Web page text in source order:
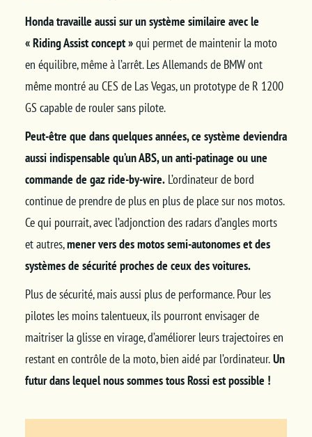
Honda travaille aussi sur un système similaire avec le
« Riding Assist concept »qui permet de maintenir la moto
en équilibre, même à l’arrêt. Les Allemands de BMW ont
même montré au CES de Las Vegas, un prototype de R 1200
GS capable de rouler sans pilote.
Peut-être que dans quelques années, ce système deviendra
aussi indispensable qu’un ABS, un anti-patinage ou une
commande de gaz ride-by-wire. L’ordinateur de bord
continue de prendre de plus en plus de place sur nos motos.
Ce qui pourrait, avec l’adjonction des radars d’angles morts
et autres,mener vers des motos semi-autonomes et des
systèmes de sécurité proches de ceux des voitures.
Plus de sécurité, mais aussi plus de performance. Pour les
pilotes les moins talentueux, ils pourront envisager de
maitriser la glisse en virage, d’améliorer leurs trajectoires en
restant en contrôle de la moto, bien aidé par l’ordinateur.Un
futur dans lequel nous sommes tous Rossi est possible !